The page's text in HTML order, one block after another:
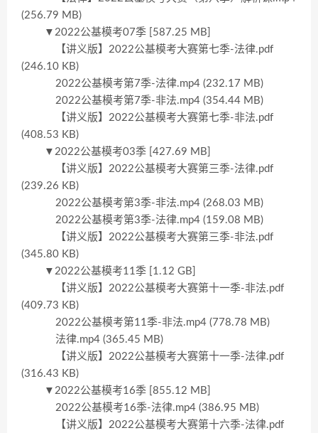
(256.79 MB)
▼2022公基模考07季 [587.25 MB]
【讲义版】2022公基模考大赛第七季-法律.pdf
(246.10 KB)
2022公基模考第7季-法律.mp4 (232.17 MB)
2022公基模考第7季-非法.mp4 (354.44 MB)
【讲义版】2022公基模考大赛第七季-非法.pdf
(408.53 KB)
▼2022公基模考03季 [427.69 MB]
【讲义版】2022公基模考大赛第三季-法律.pdf
(239.26 KB)
2022公基模考第3季-非法.mp4 (268.03 MB)
2022公基模考第3季-法律.mp4 (159.08 MB)
【讲义版】2022公基模考大赛第三季-非法.pdf
(345.80 KB)
▼2022公基模考11季 [1.12 GB]
【讲义版】2022公基模考大赛第十一季-非法.pdf
(409.73 KB)
2022公基模考第11季-非法.mp4 (778.78 MB)
法律.mp4 (365.45 MB)
【讲义版】2022公基模考大赛第十一季-法律.pdf
(316.43 KB)
▼2022公基模考16季 [855.12 MB]
2022公基模考16季-法律.mp4 (386.95 MB)
【讲义版】2022公基模考大赛第十六季-法律.pdf